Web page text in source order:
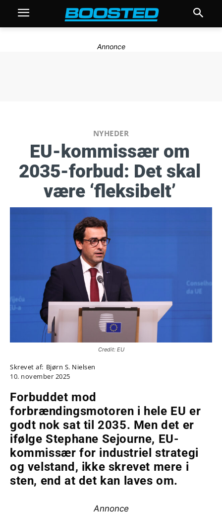
Annonce
NYHEDER
EU-kommissær om
2035-forbud: Det skal
være ‘fleksibelt’
Credit: EU
Skrevet af: Bjørn S. Nielsen
10. november 2025
Forbuddet mod
forbrændingsmotoren i hele EU er
godt nok sat til 2035. Men det er
ifølge Stephane Sejourne, EU-
kommissær for industriel strategi
og velstand, ikke skrevet mere i
sten, end at det kan laves om.
Annonce